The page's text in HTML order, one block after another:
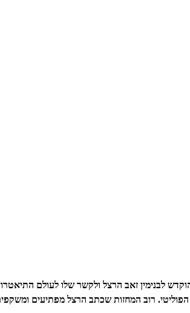
לבנימין זאב הרצל ולקשר שלו לעולם